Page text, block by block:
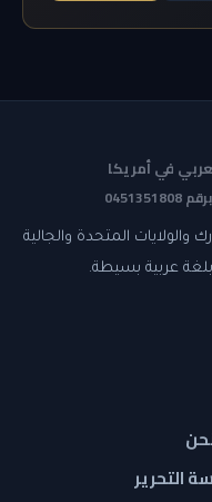
في أمريكا
والولايات المتحدة والجالية
عربية بسيطة.
التحرير